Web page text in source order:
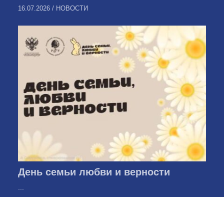
16.07.2026 / НОВОСТИ
День семьи любви и верности